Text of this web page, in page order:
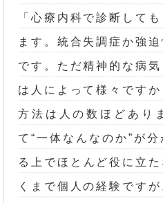
「心療内科で診断して
ます。統合失調症か強
です。ただ精神的な病
は人によって様々です
方法は人の数ほどあり
て“一体なんなのか”が
る上でほとんど役に立
くまで個人の経験です